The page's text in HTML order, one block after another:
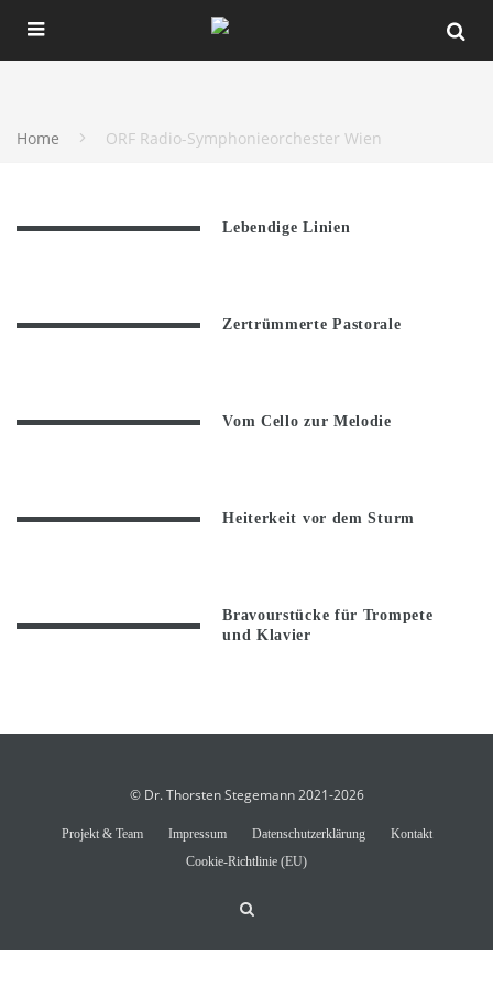
Home ORF Radio-Symphonieorchester Wien
Lebendige Linien
Zertrümmerte Pastorale
Vom Cello zur Melodie
Heiterkeit vor dem Sturm
Bravourstücke für Trompete
und Klavier
© Dr. Thorsten Stegemann 2021-2026
Projekt & Team Impressum Datenschutzerklärung
Kontakt
Cookie-Richtlinie (EU)